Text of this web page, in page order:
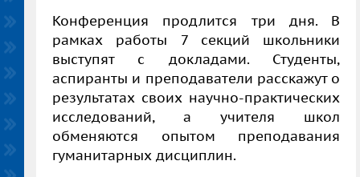
Конференция продлится три дня. В
рамках работы 7 секций школьники
выступят с докладами. Студенты,
аспиранты и преподаватели расскажут о
результатах своих научно-практических
исследований, а учителя школ
обменяются опытом преподавания
гуманитарных дисциплин.